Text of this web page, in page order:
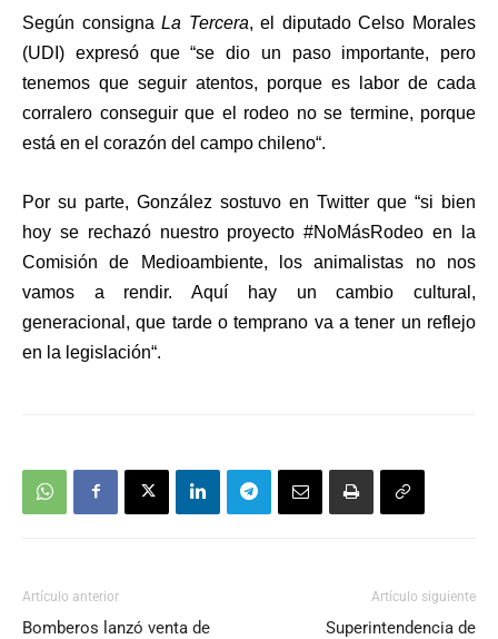
Según consignaLa Tercera, el diputado Celso Morales
(UDI) expresó que “se dio un paso importante, pero
tenemos que seguir atentos, porque es labor de cada
corralero conseguir que el rodeo no se termine, porque
está en el corazón del campo chileno“.
Por su parte, González sostuvo en Twitter que “si bien
hoy se rechazó nuestro proyecto #NoMásRodeo en la
Comisión de Medioambiente,
los animalistas no nos
vamos a rendir. Aquí hay un cambio cultural,
generacional, que tarde o temprano va a tener un reflejo
en la legislación“.
Artículo anterior
Bomberos lanzó venta de
Artículo siguiente
Superintendencia de